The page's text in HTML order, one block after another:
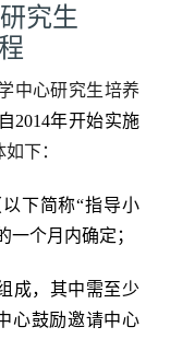
究生
中心研究生培养
2014年开始实施
下：
以下简称“指导小
一个月内确定；
成，其中需至少
心鼓励邀请中心